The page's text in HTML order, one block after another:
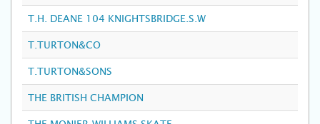
T.H. DEANE 104 KNIGHTSBRIDGE.S.W
T.TURTON&CO
T.TURTON&SONS
THE BRITISH CHAMPION